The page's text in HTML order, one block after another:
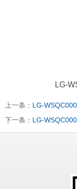
LG-
上一条： LG-
下一条： LG-